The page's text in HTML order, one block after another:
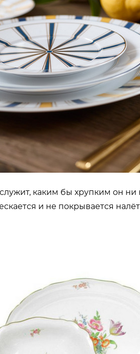
каким бы хрупким он ни
и не покрывается